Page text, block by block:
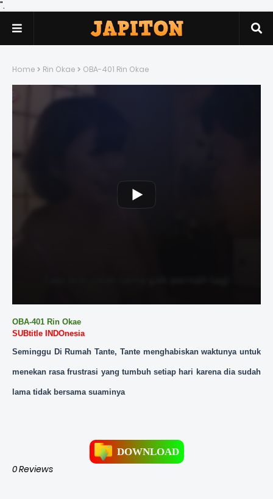
".
Home Rin Okae OBA-401 Rin Okae
OBA-401 Rin Okae
SUBtitle
INDOnesia
Seminggu Di Rumah Tante, Tante menghabiskan waktunya untuk
menekan rasa frustrasi yang tumbuh setiap hari karena dia sudah
lama tidak bersama suaminya
DOWNLOAD
0 Reviews